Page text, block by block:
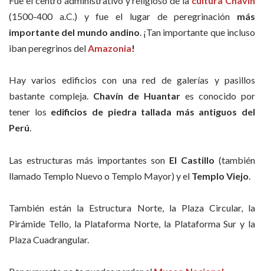
(1500-400 a.C.) y fue el lugar de peregrinación más
importante del mundo andino . ¡Tan importante que incluso
iban peregrinos del Amazonia!
Hay varios edificios con una red de galerías y pasillos
bastante compleja. Chavín de Huantar es conocido por
tener los edificios de piedra tallada más antiguos del
Perú.
Las estructuras más importantes son El Castillo (también
llamado Templo Nuevo o Templo Mayor) y el Templo Viejo
También están la Estructura Norte, la Plaza Circular, la
Pirámide Tello, la Plataforma Norte, la Plataforma Sur y la
Plaza Cuadrangular.